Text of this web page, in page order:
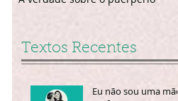
Textos Recentes
Eu não sou uma mãe